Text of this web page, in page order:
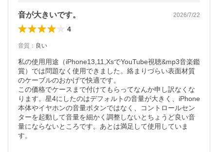
音が大きいです。 2026/7/22
4
音質 ： 良い
私の使用用途（iPhone13,11,XsでYouTube視聴&mp3音楽鑑
賞）では問題なく使用できました。絡まりづらい表面材質
のケーブルのおかげで快適です。
この価格でケースまで付けてもらってなんか申し訳なくな
ります。星4にしたのはデフォルトの音量が大きく、iPhone
本体やイヤホンの音量ボタンではなく、コントロールセン
ターを起動して音量を細かく調整しないとちょうど良い音
量にならないところです。あとは満足して使用していま
す。